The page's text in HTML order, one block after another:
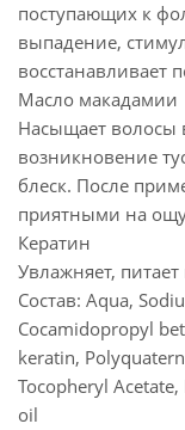
поступающих к
выпадение,
восстанавливает
Масло макадамии
Насыщает волосы
возникновение
блеск. После
приятными на
Кератин
Увлажняет,
Состав: Aqua,
Cocamidopropyl
keratin,
Tocopheryl
oil